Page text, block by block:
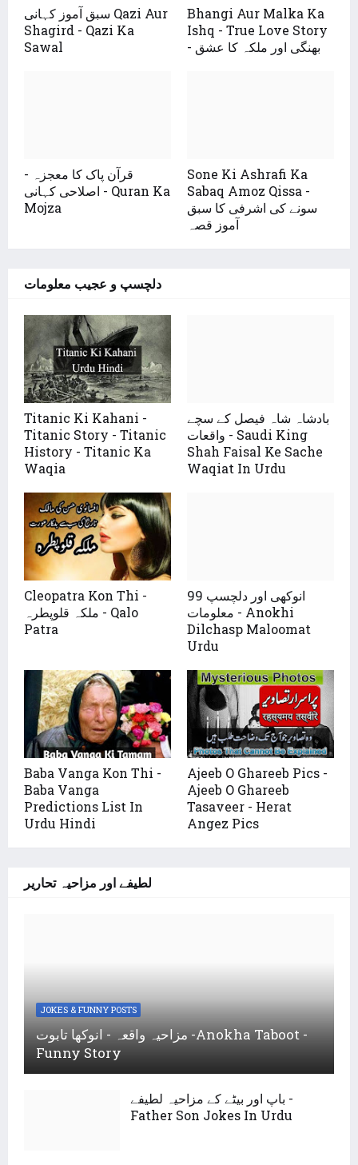
سبق آموز کہانی Qazi Aur
Shagird - Qazi Ka
Sawal
Bhangi Aur Malka Ka
Ishq - True Love Story
- بھنگی اور ملکہ کا عشق
قرآن پاک کا معجزہ -
اصلاحی کہانی - Quran Ka
Mojza
Sone Ki Ashrafi Ka
Sabaq Amoz Qissa -
سونے کی اشرفی کا سبق
آموز قصہ
دلچسپ و عجیب معلومات
Titanic Ki Kahani -
Titanic Story - Titanic
History - Titanic Ka
Waqia
بادشاہ شاہ فیصل کے سچے
واقعات - Saudi King
Shah Faisal Ke Sache
Waqiat In Urdu
Cleopatra Kon Thi -
ملکہ قلوپطرہ - Qalo
Patra
99 انوکھی اور دلچسپ
معلومات - Anokhi
Dilchasp Maloomat
Urdu
Baba Vanga Kon Thi -
Baba Vanga
Predictions List In
Urdu Hindi
Ajeeb O Ghareeb Pics -
Ajeeb O Ghareeb
Tasaveer - Herat
Angez Pics
لطیفے اور مزاحیہ تحاریر
JOKES & FUNNY POSTS
مزاحیہ واقعہ - انوکھا تابوت -Anokha Taboot -
Funny Story
باپ اور بیٹے کے مزاحیہ لطیفے -
Father Son Jokes In Urdu